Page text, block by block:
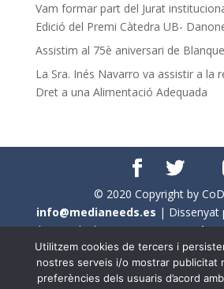
Vam formar part del Jurat
Edició del Premi Càtedra UB-
Assistim al 75è aniversari de
La Sra. Inés Navarro va assistir a la
Dret a una Alimentació Adequada
© 2020 Copyright by
info@medianeeds.es | Dissenyat
| Tots els drets reservats a
Avís per cookies
En aquest web s'ha tingut en
Utilitzem cookies de tercers i
nostres serveis i/o mostrar publicitat
preferències dels usuaris d’acord